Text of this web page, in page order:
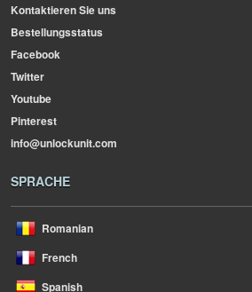
Kontaktieren Sie uns
Bestellungsstatus
Facebook
Twitter
Youtube
Pinterest
info@unlockunit.com
SPRACHE
Romanian
French
Spanish